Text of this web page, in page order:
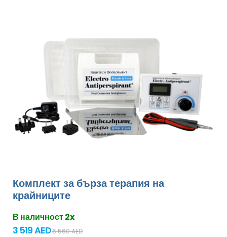
Комплект за бърза терапия на
крайниците
В наличност 2x
3 519 AED6 560 AED